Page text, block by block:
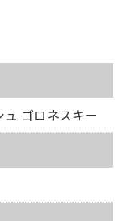
ゴロネスキー